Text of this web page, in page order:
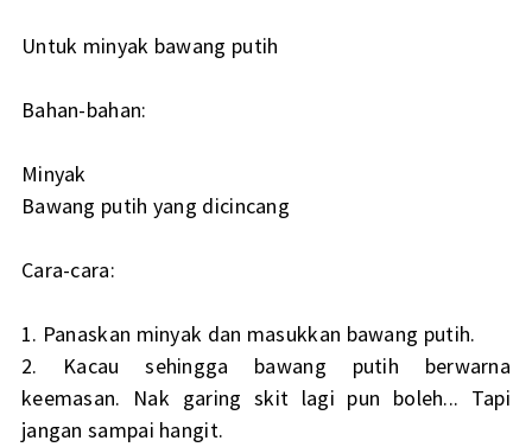
Untuk minyak bawang putih
Bahan-bahan:
Minyak
Bawang putih yang dicincang
Cara-cara:
1. Panaskan minyak dan masukkan bawang putih.
2. Kacau sehingga bawang putih berwarna
keemasan. Nak garing skit lagi pun boleh... Tapi
jangan sampai hangit.